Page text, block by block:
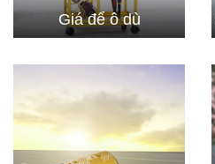
Giá để ô dù